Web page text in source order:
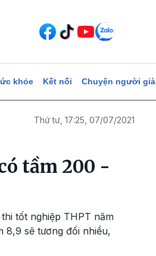
khỏe Kết nối Chuyện người già
Thứ tư, 17:25, 07/07/2021
tầm 200 -
tốt nghiệp THPT năm
8,9 sẽ tương đối nhiều,